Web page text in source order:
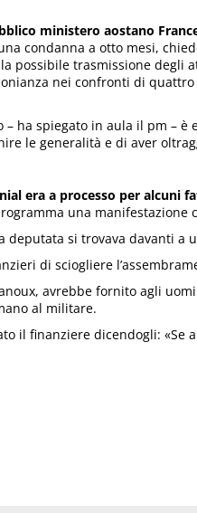
ministero aostano
condanna a otto mesi,
possibile trasmissione degli
nei confronti di quattro
ha spiegato in aula il pm –
le generalità e di aver
era a processo per alcuni
una manifestazione
deputata si trovava davanti
di sciogliere
avrebbe fornito agli
al militare.
il finanziere dicendogli: «Se